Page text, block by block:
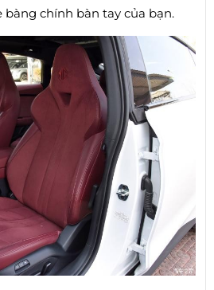
bàng chính bàn tay của bạn.